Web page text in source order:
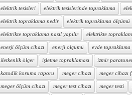
elektrik tesisleri elektrik tesislerinde topraklama
elektrik topraklama nedir elektrik topraklama ölçümü
elektrikte topraklama nasıl yapılır elektrikte
enerji ölçüm cihazı enerji ölçümü evde topraklama
iletkenlik ölçer işletme topraklaması izmir
katodik koruma raporu meger cihazı meger cihazı
meger ölçüm cihazı meger test cihazı meger testi